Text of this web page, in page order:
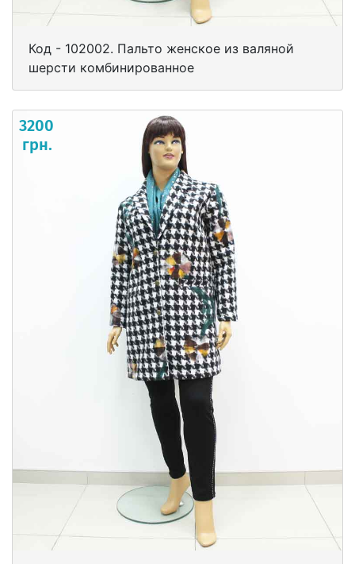
Код - 102002. Пальто женское из валяной
шерсти комбинированное
3200
грн.